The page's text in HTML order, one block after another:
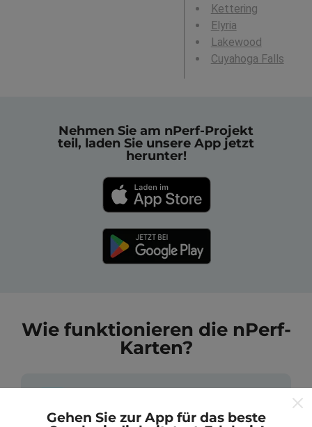
Kettering
Elyria
Lakewood
Cuyahoga Falls
Nehmen Sie am nPerf-Projekt
teil, laden Sie unsere App jetzt
herunter!
Wie funktionieren die nPerf-
Karten?
Gehen Sie zur App für das beste